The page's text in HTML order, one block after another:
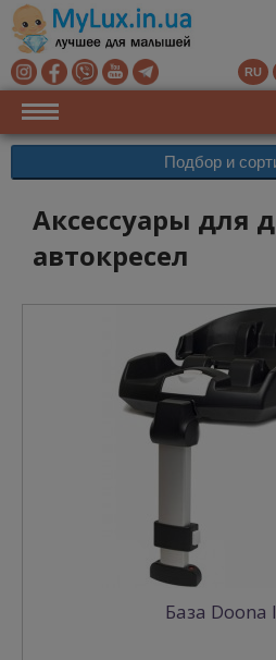
RU
Подбор и
Аксессуары для
автокресел
База Doona